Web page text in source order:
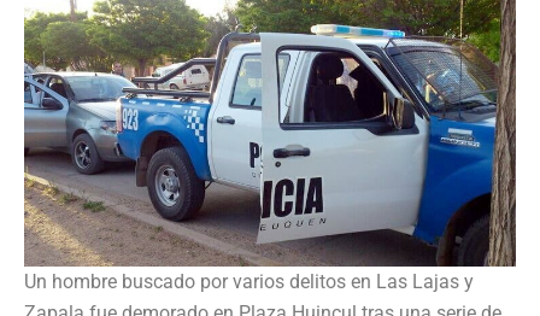
Un hombre buscado por varios delitos en Las Lajas y